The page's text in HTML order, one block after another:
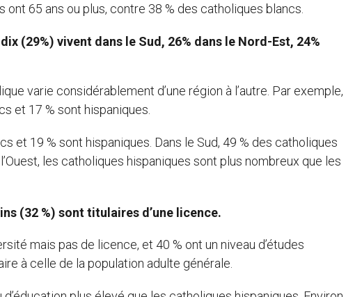
65 ans ou plus, contre 38 % des catholiques blancs.
(29%) vivent dans le Sud, 26% dans le Nord-Est, 24%
varie considérablement d’une région à l’autre. Par exemple,
et 17 % sont hispaniques.
et 19 % sont hispaniques. Dans le Sud, 49 % des catholiques
les catholiques hispaniques sont plus nombreux que les
(32 %) sont titulaires d’une licence.
mais pas de licence, et 40 % ont un niveau d’études
à celle de la population adulte générale.